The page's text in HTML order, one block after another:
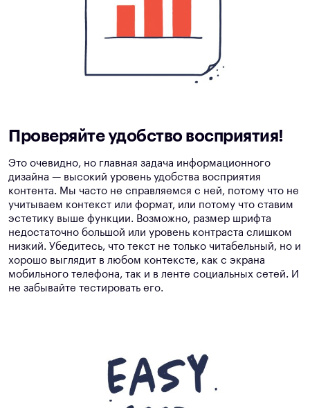
Проверяйте удобство восприятия!
Это очевидно, но главная задача информационного
дизайна — высокий уровень удобства восприятия
контента. Мы часто не справляемся с ней, потому что не
учитываем контекст или формат, или потому что ставим
эстетику выше функции. Возможно, размер шрифта
недостаточно большой или уровень контраста слишком
низкий. Убедитесь, что текст не только читабельный, но и
хорошо выглядит в любом контексте, как с экрана
мобильного телефона, так и в ленте социальных сетей. И
не забывайте тестировать его.